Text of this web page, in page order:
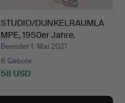
STUDIO/DUNKELRAUMLA
MPE, 1950er Jahre.
Beendet 1. Mai 2021
8 Gebote
58 USD